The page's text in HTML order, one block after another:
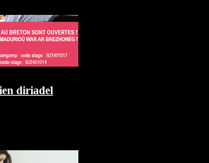
diriadel